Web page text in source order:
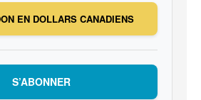
EN DOLLARS CANADIENS
S’ABONNER